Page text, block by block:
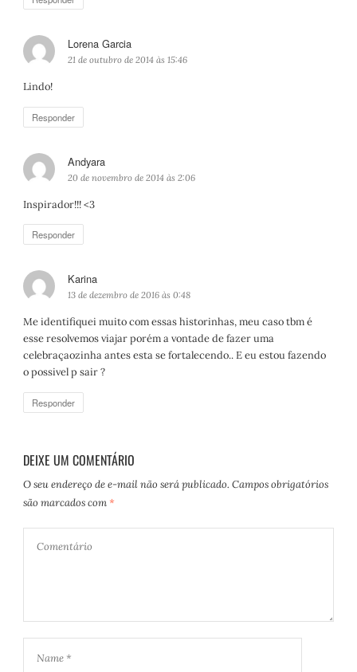
Lorena Garcia
i
21 de outubro de 2014 às 15:46
Lindo!
Responder
Andyara
i
20 de novembro de 2014 às 2:06
Inspirador!!! <3
Responder
Karina
i
s
e
:
13 de dezembro de 2016 às 0:48
Me identifiquei muito com essas historinhas, meu caso tbm é
esse resolvemos viajar porém a vontade de fazer uma
celebraçaozinha antes esta se fortalecendo.. E eu estou fazendo
o possivel p sair ?
Responder
DEIXE UM COMENTÁRIO
O seu endereço de e-mail não será publicado. Campos obrigatórios
são marcados com *